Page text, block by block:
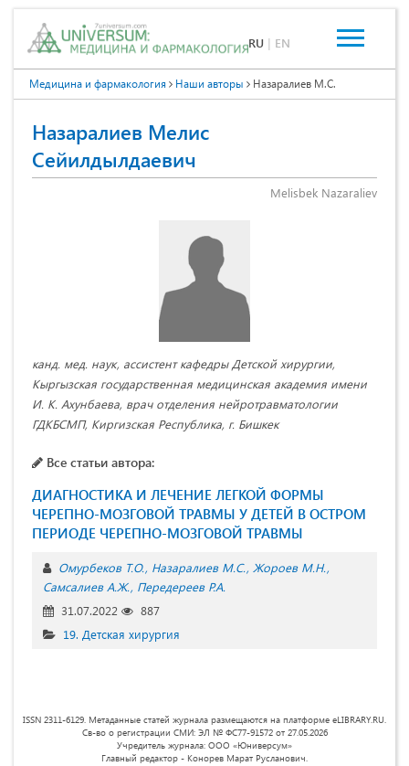
RU | EN
Медицина и фармакология Наши авторы Назаралиев М.С.
Назаралиев Мелис
Сейилдылдаевич
Melisbek Nazaraliev
канд. мед. наук, ассистент кафедры Детской хирургии,
Кыргызская государственная медицинская академия имени
И. К. Ахунбаева, врач отделения нейротравматологии
ГДКБСМП, Киргизская Республика, г. Бишкек
Все статьи автора:
ДИАГНОСТИКА И ЛЕЧЕНИЕ ЛЕГКОЙ ФОРМЫ
ЧЕРЕПНО-МОЗГОВОЙ ТРАВМЫ У ДЕТЕЙ В ОСТРОМ
ПЕРИОДЕ ЧЕРЕПНО-МОЗГОВОЙ ТРАВМЫ
Омурбеков Т.О. Назаралиев М.С. Жороев М.Н.
Самсалиев А.Ж. Передереев Р.А.
31.07.2022
887
19. Детская хирургия
ISSN 2311-6129. Метаданные статей журнала размещаются на платформе eLIBRARY.RU.
Св-во о регистрации СМИ: ЭЛ № ФС77-91572 от 27.05.2026
Учредитель журнала: ООО «Юниверсум»
Главный редактор - Конорев Марат Русланович.